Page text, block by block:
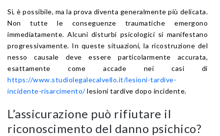
Sì, è possibile, ma la prova diventa generalmente più delicata.
Non tutte le conseguenze traumatiche emergono
immediatamente. Alcuni disturbi psicologici si manifestano
progressivamente. In queste situazioni, la ricostruzione del
nesso causale deve essere particolarmente accurata,
esattamente come accade nei casi di
https://www.studiolegalecalvello.it/lesioni-tardive-
incidente-risarcimento/lesioni tardive dopo incidente.
L’assicurazione può rifiutare il
riconoscimento del danno psichico?